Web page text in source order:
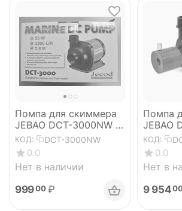
Помпа для скиммера
JEBAO DCT-3000NW (с
игольчатым ротором)
КОД: DCT-3000NW
0.0
Нет в наличии
99900 ₽
Помпа
JEBAO
КОД:
0.0
Нет в
9 954